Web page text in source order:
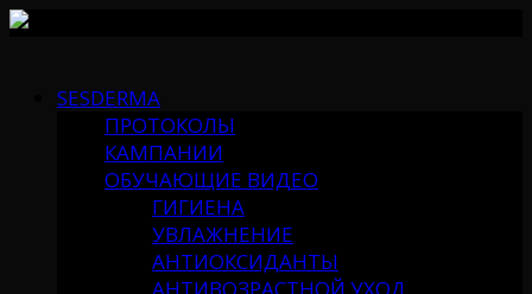
contentSESDERMA
ПРОТОКОЛЫ
КАМПАНИИ
ОБУЧАЮЩИЕ ВИДЕО
ГИГИЕНА
УВЛАЖНЕНИЕ
АНТИОКСИДАНТЫ